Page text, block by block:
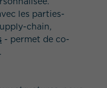
les parties-
chain,
- permet de co-